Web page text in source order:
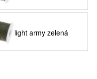
light army zelená